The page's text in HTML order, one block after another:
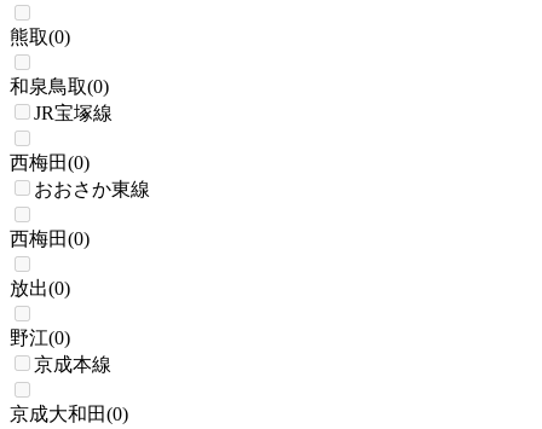
熊取(0)
和泉鳥取(0)
JR宝塚線
西梅田(0)
おおさか東線
西梅田(0)
放出(0)
野江(0)
京成本線
京成大和田(0)